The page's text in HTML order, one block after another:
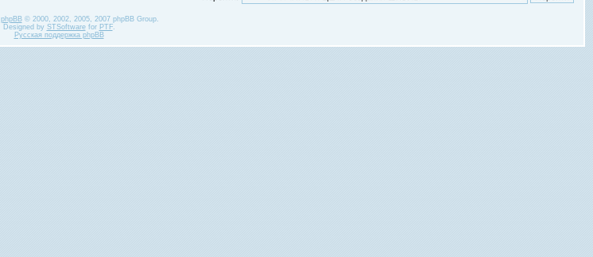
phpBB© 2000, 2002, 2005, 2007 phpBB Group.
Designed by STSoftwarefor PTF.
Русская поддержка phpBB